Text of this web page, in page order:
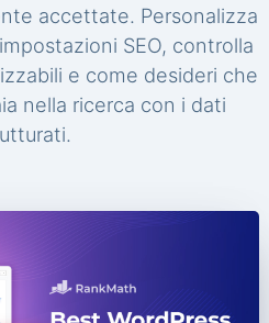
accettate. Personalizza
SEO, controlla
e come desideri che
nella ricerca con i dati